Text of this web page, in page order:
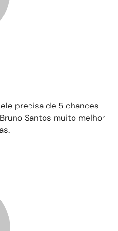
precisa de 5 chances
Santos muito melhor